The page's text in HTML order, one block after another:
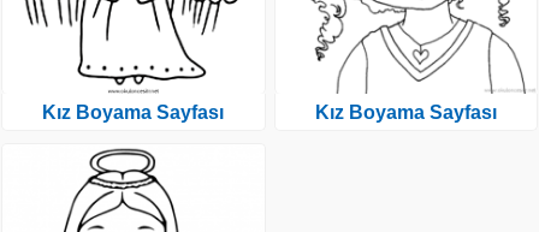
Kız Boyama Sayfası Kız Boyama Sayfası